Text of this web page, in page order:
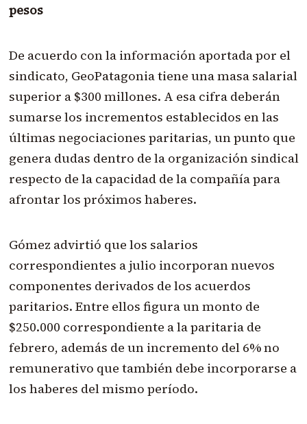
pesos
De acuerdo con la información aportada por el
sindicato, GeoPatagonia tiene una masa salarial
superior a $300 millones. A esa cifra deberán
sumarse los incrementos establecidos en las
últimas negociaciones paritarias, un punto que
genera dudas dentro de la organización sindical
respecto de la capacidad de la compañía para
afrontar los próximos haberes.
Gómez advirtió que los salarios
correspondientes a julio incorporan nuevos
componentes derivados de los acuerdos
paritarios. Entre ellos figura un monto de
$250.000 correspondiente a la paritaria de
febrero, además de un incremento del 6% no
remunerativo que también debe incorporarse a
los haberes del mismo período.